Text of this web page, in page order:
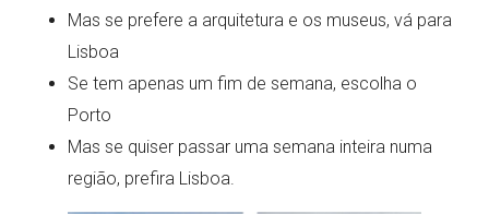
Mas se prefere a arquitetura e os museus, vá para
Lisboa
Se tem apenas um fim de semana, escolha o
Porto
Mas se quiser passar uma semana inteira numa
região, prefira Lisboa.